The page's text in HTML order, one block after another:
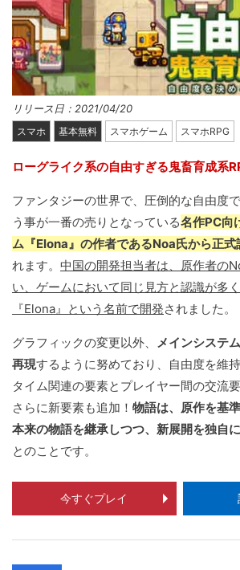
リリース日：2021/04/20
スマホ 基本無料 スマホゲーム スマホRPG
ローグライク系の自由すぎる鬼畜育成系
ファンタジーの世界で、圧倒的な自由度
う事が一番の売りとなっている名作PC向
ム『Elona』の作者であるNoa氏から正
れます。 中国の開発担当者は、原作者の
い、ゲームにおいて同じ見方と認識が多く
『Elona』という名前で開発されました。
グラフィックの変更以外、 メインシステ
再現するように努めており、自由度を維
タイム関連の要素とプレイヤー間の交流
さらに新要素も追加！ 物語は、原作を基
本来の物語を継承しつつ、新展開を独自
とのことです。
今すぐプレイ